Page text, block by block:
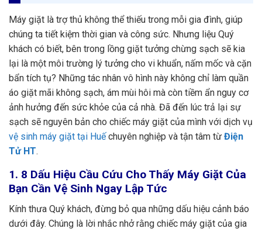
Máy giặt là trợ thủ không thể thiếu trong mỗi gia đình, giúp
chúng ta tiết kiệm thời gian và công sức. Nhưng liệu Quý
khách có biết, bên trong lồng giặt tưởng chừng sạch sẽ kia
lại là một môi trường lý tưởng cho vi khuẩn, nấm mốc và cặn
bẩn tích tụ? Những tác nhân vô hình này không chỉ làm quần
áo giặt mãi không sạch, ám mùi hôi mà còn tiềm ẩn nguy cơ
ảnh hưởng đến sức khỏe của cả nhà. Đã đến lúc trả lại sự
sạch sẽ nguyên bản cho chiếc máy giặt của mình với dịch vụ
vệ sinh máy giặt tại Huếchuyên nghiệp và tận tâm từ Điện
Tử HT.
1. 8 Dấu Hiệu Cầu Cứu Cho Thấy Máy Giặt Của
Bạn Cần Vệ Sinh Ngay Lập Tức
Kính thưa Quý khách, đừng bỏ qua những dấu hiệu cảnh báo
dưới đây. Chúng là lời nhắc nhở rằng chiếc máy giặt của gia